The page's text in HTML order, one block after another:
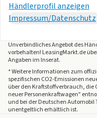
Händlerprofil anzeigen
Impressum/Datenschutz
Unverbindliches Angebot des
vorbehalten! LeasingMarkt.de
Angaben im Inserat.
* Weitere Informationen zum
spezifischen CO2-Emissionen
über den Kraftstoffverbrauch, die
neuer Personenkraftwagen"
und bei der Deutschen
unentgeltlich erhältlich ist.